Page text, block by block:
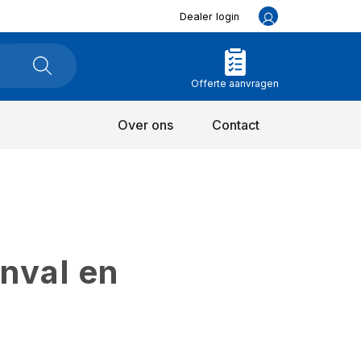
Dealer login
Offerte aanvragen
Over ons Contact
en